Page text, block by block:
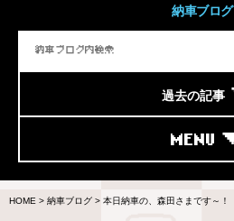
納車ブログ
過去の記事
MENU
HOME > 納車ブログ > 本日納車の、森田さまです～！